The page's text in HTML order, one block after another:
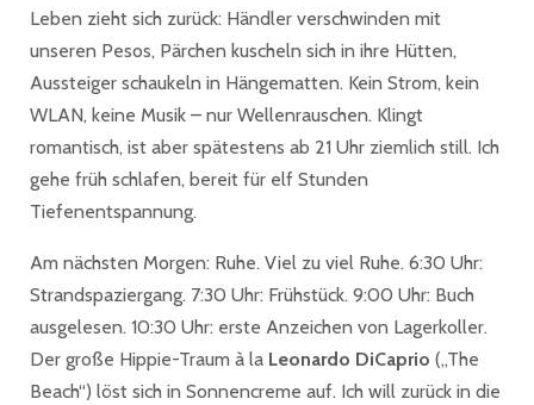
Leben zieht sich zurück: Händler verschwinden mit
unseren Pesos, Pärchen kuscheln sich in ihre Hütten,
Aussteiger schaukeln in Hängematten. Kein Strom, kein
WLAN, keine Musik – nur Wellenrauschen. Klingt
romantisch, ist aber spätestens ab 21 Uhr ziemlich still. Ich
gehe früh schlafen, bereit für elf Stunden
Tiefenentspannung.
Am nächsten Morgen: Ruhe. Viel zu viel Ruhe. 6:30 Uhr:
Strandspaziergang. 7:30 Uhr: Frühstück. 9:00 Uhr: Buch
ausgelesen. 10:30 Uhr: erste Anzeichen von Lagerkoller.
Der große Hippie-Traum à la Leonardo DiCaprio („The
Beach“) löst sich in Sonnencreme auf. Ich will zurück in die